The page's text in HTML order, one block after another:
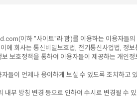
이하 "사이트"라 함)를 이용하는 이용자들
에 회사는 통신비밀보호법, 전기통신사업법,
보호정책을 통하여 이용자들이 제공하는 개
들이 언제나 용이하게 보실 수 있도록 조치하고
부 방침 변경 등으로 인하여 수시로 변경될